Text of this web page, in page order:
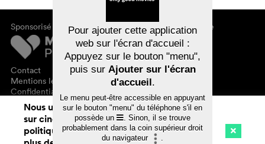
Sponsorisé par
Contact
Mentions légales
Confidentialité des données
À propos de cinefile
S'inscrire/s'abonner
Newsletter
FAQ
Bons-cadeaux
Nous utilisons des cookies. En naviguant
sur cinefile.ch, vous acceptez notre
politique d'utilisation des cookies. Pour
Pour ajouter cette application
web sur l'écran d'accueil :
Appuyez sur le bouton "menu",
puis sur Ajouter sur l'écran
d'accueil.
Le menu peut-être accessible en appuyant
sur le bouton "menu" du téléphone s'il en
possède un
. Sinon, il se trouve
probablement dans la coin supérieur droit
du navigateur
.